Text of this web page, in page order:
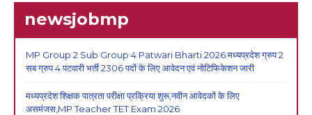
newsjobmp
MP Group 2 Sub Group 4 Patwari Bharti 2026:मध्यप्रदेश ग्रुप 2
सब ग्रुप 4 पटवारी भर्ती 2306 पदों के लिए आवेदन एवं नोटिफिकेशन जारी
मध्यप्रदेश शिक्षक पात्रता परीक्षा प्रक्रिया शुरू,नवीन आवेदकों के लिए
असमंजस,MP Teacher TET Exam 2026